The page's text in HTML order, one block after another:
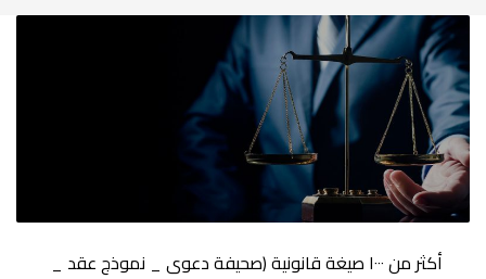
أكثر من ١٠٠٠ صيغة قانونية (صحيفة دعوى _ نموذج عقد _